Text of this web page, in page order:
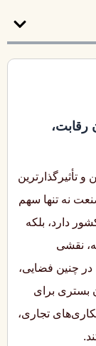
رقابت،
تأثیرگذارترین
نه تنها سهم
دارد، بلکه
نقشی
در چنین فضایی،
بستری برای
تجاری،